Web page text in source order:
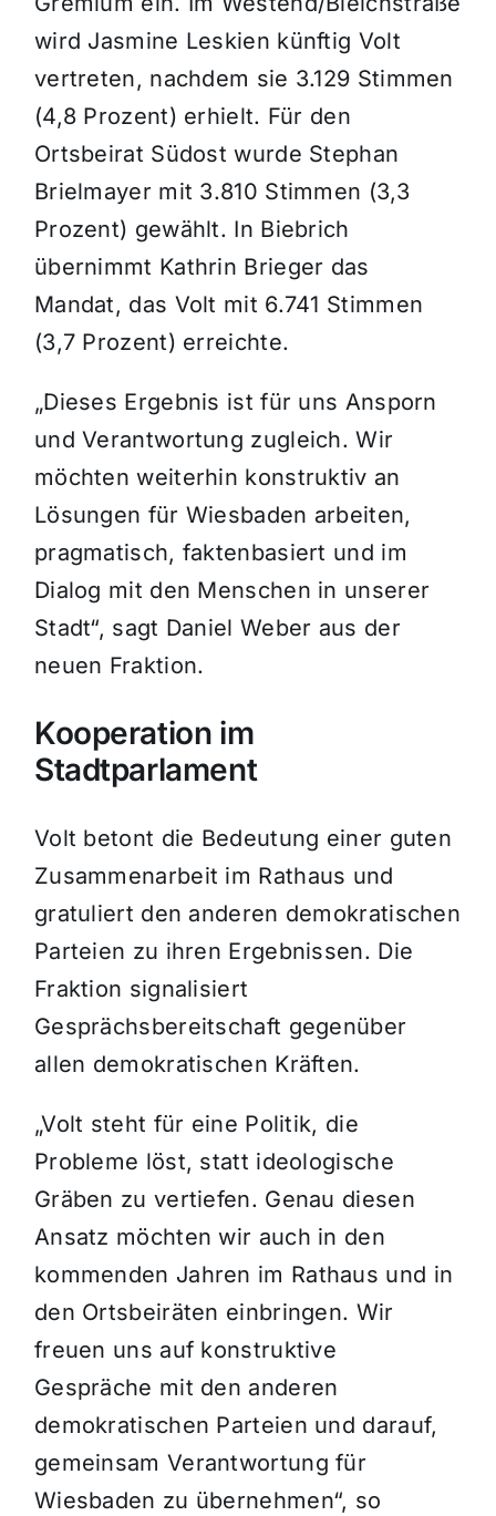
wird Jasmine Leskien künftig Volt
vertreten, nachdem sie 3.129 Stimmen
(4,8 Prozent) erhielt. Für den
Ortsbeirat Südost wurde Stephan
Brielmayer mit 3.810 Stimmen (3,3
Prozent) gewählt. In Biebrich
übernimmt Kathrin Brieger das
Mandat, das Volt mit 6.741 Stimmen
(3,7 Prozent) erreichte.
„Dieses Ergebnis ist für uns Ansporn
und Verantwortung zugleich. Wir
möchten weiterhin konstruktiv an
Lösungen für Wiesbaden arbeiten,
pragmatisch, faktenbasiert und im
Dialog mit den Menschen in unserer
Stadt“, sagt Daniel Weber aus der
neuen Fraktion.
Kooperation im
Stadtparlament
Volt betont die Bedeutung einer guten
Zusammenarbeit im Rathaus und
gratuliert den anderen demokratischen
Parteien zu ihren Ergebnissen. Die
Fraktion signalisiert
Gesprächsbereitschaft gegenüber
allen demokratischen Kräften.
„Volt steht für eine Politik, die
Probleme löst, statt ideologische
Gräben zu vertiefen. Genau diesen
Ansatz möchten wir auch in den
kommenden Jahren im Rathaus und in
den Ortsbeiräten einbringen. Wir
freuen uns auf konstruktive
Gespräche mit den anderen
demokratischen Parteien und darauf,
gemeinsam Verantwortung für
Wiesbaden zu übernehmen“, so